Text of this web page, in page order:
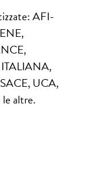
AFI-
UCA,
altre.